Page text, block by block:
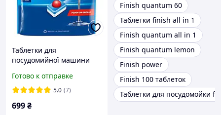
Таблетки для
посудомийної машини
All in One. Капсулы для
посудомойки Финиш
Готово к отправке
5.0 (7)
699₴
Finish quantum 60
Таблетки finish all in 1
Finish quantum all in 1
Finish quantum lemon
Finish power
Finish 100 таблеток
Таблетки для посудомойки